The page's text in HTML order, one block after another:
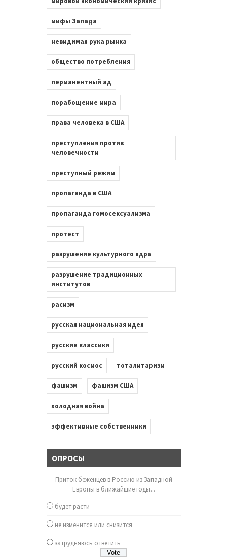
мифы Запада
невидимая рука рынка
общество потребления
перманентный ад
порабощение мира
права человека в США
преступления против
человечности
преступный режим
пропаганда в США
пропаганда гомосексуализма
протест
разрушение культурного ядра
разрушение традиционных
институтов
расизм
русская национальная идея
русские классики
русский космос тоталитаризм
фашизм фашизм США
холодная война
эффективные собственники
ОПРОСЫ
Приток беженцев в Россию из Западной
Европы в ближайшие годы...
будет расти
не изменится или снизится
затрудняюсь ответить